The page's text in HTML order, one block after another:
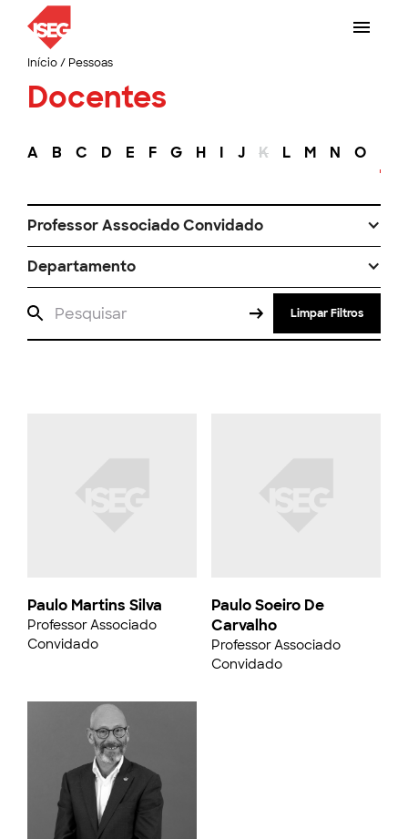
Início/ Pessoas
Docentes
A B C D E F G H I J K L M N O
Professor Associado Convidado
Departamento
Limpar Filtros
Paulo Martins Silva
Professor Associado
Convidado
Paulo Soeiro De
Carvalho
Professor Associado
Convidado